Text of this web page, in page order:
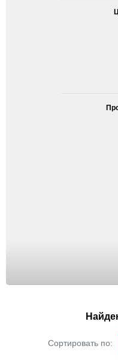
Сортировать по: